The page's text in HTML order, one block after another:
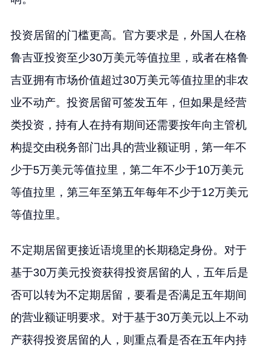
投资居留的门槛更高。官方要求是，外国人在格
鲁吉亚投资至少30万美元等值拉里，或者在格鲁
吉亚拥有市场价值超过30万美元等值拉里的非农
业不动产。投资居留可签发五年，但如果是经营
类投资，持有人在持有期间还需要按年向主管机
构提交由税务部门出具的营业额证明，第一年不
少于5万美元等值拉里，第二年不少于10万美元
等值拉里，第三年至第五年每年不少于12万美元
等值拉里。
不定期居留更接近语境里的长期稳定身份。对于
基于30万美元投资获得投资居留的人，五年后是
否可以转为不定期居留，要看是否满足五年期间
的营业额证明要求。对于基于30万美元以上不动
产获得投资居留的人，则重点看是否在五年内持